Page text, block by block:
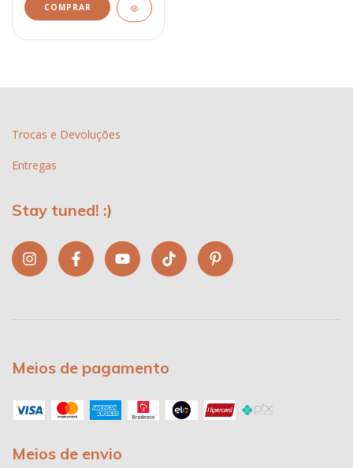
COMPRAR
Trocas e Devoluções
Entregas
Stay tuned! :)
Meios de pagamento
Meios de envio